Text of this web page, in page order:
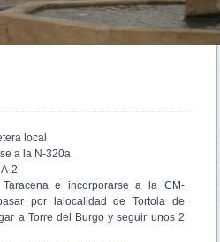
local
a la N-320a
2
e incorporarse a la CM-
por lalocalidad de Tortola de
a Torre del Burgo y seguir unos 2